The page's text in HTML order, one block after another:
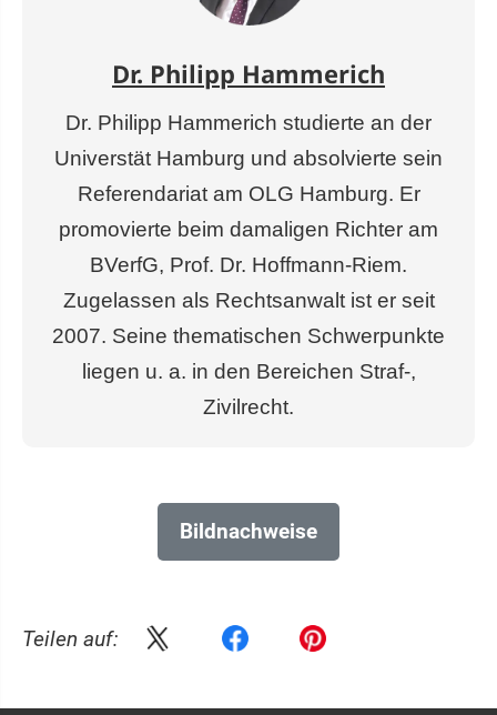
Dr. Philipp Hammerich
Dr. Philipp Hammerich studierte an der
Universtät Hamburg und absolvierte sein
Referendariat am OLG Hamburg. Er
promovierte beim damaligen Richter am
BVerfG, Prof. Dr. Hoffmann-Riem.
Zugelassen als Rechtsanwalt ist er seit
2007. Seine thematischen Schwerpunkte
liegen u. a. in den Bereichen Straf-,
Zivilrecht.
Bildnachweise
Teilen auf: